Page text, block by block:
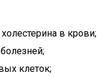
в крови;
клеток;